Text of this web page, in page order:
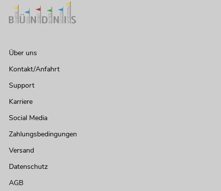
Über uns
Kontakt/Anfahrt
Support
Karriere
Social Media
Zahlungsbedingungen
Versand
Datenschutz
AGB